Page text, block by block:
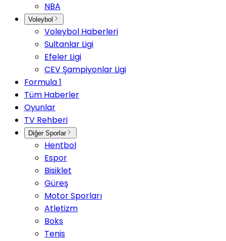
NBA
Voleybol
Voleybol Haberleri
Sultanlar Ligi
Efeler Ligi
CEV Şampiyonlar Ligi
Formula 1
Tüm Haberler
Oyunlar
TV Rehberi
Diğer Sporlar
Hentbol
Espor
Bisiklet
Güreş
Motor Sporları
Atletizm
Boks
Tenis